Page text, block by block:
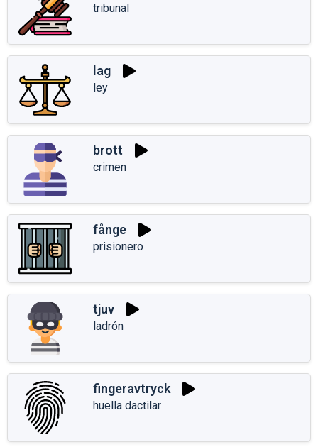
tribunal
lag
ley
brott
crimen
fånge
prisionero
tjuv
ladrón
fingeravtryck
huella dactilar